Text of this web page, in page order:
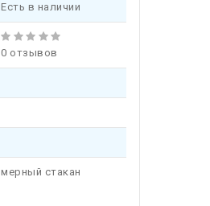
Есть в наличии
0 отзывов
мерный стакан